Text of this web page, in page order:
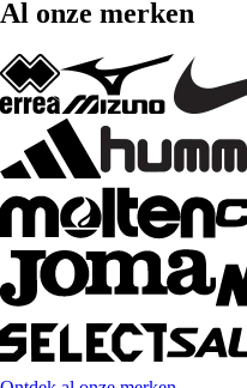
Al onze merken